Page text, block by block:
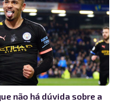
não há dúvida sobre a